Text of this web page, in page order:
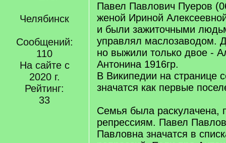
Челябинск
Сообщений:
110
На сайте с
2020 г.
Рейтинг:
33
Павел Павлович Пуеров
женой Ириной
и были зажиточными
управлял маслозаводом.
но выжили только двое -
Антонина 1916гр.
В Википедии на странице
значатся как первые
Семья была раскулачена,
репрессиям. Павел
Павловна значатся в